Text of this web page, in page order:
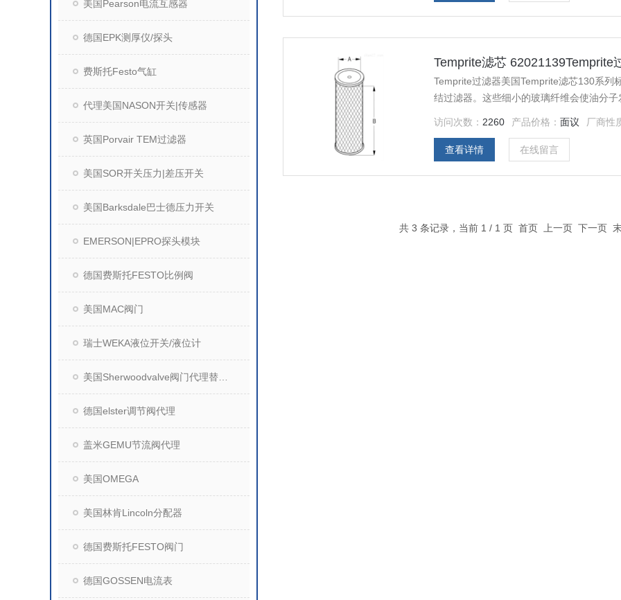
美国Pearson电流互感器
德国EPK测厚仪/探头
费斯托Festo气缸
代理美国NASON开关|传感器
英国Porvair TEM过滤器
美国SOR开关压力|差压开关
美国Barksdale巴士德压力开关
EMERSON|EPRO探头模块
德国费斯托FESTO比例阀
美国MAC阀门
瑞士WEKA液位开关/液位计
德国elster调节阀代理
盖米GEMU节流阀代理
美国OMEGA
美国林肯Lincoln分配器
德国费斯托FESTO阀门
德国GOSSEN电流表
Temprite滤芯 62021139Temprite
Temprite过滤器美国Temprite滤芯130系列标准过滤组件 Temprite标准过滤
结过滤器。这些细小的玻璃纤维会使油分
访问次数： 2260 产品价格：面议 厂商性
查看详情 在线留言
共 3 条记录，当前 1 / 1 页 首页 上一页 下一页